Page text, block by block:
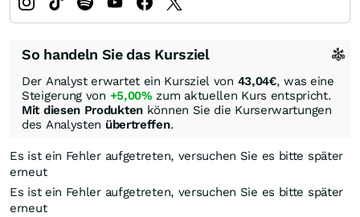
So handeln Sie das Kursziel
Der Analyst erwartet ein Kursziel von 43,04€, was eine
Steigerung von +5,00% zum aktuellen Kurs entspricht.
Mit diesen Produkten können Sie die Kurserwartungen
des Analysten übertreffen.
Es ist ein Fehler aufgetreten, versuchen Sie es bitte später
erneut
Es ist ein Fehler aufgetreten, versuchen Sie es bitte später
erneut